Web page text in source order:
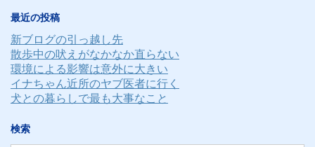
ス
最近の投稿
新ブログの引っ越し先
散歩中の吠えがなかなか直らない
環境による影響は意外に大きい
イナちゃん近所のヤブ医者に行く
犬との暮らしで最も大事なこと
検索